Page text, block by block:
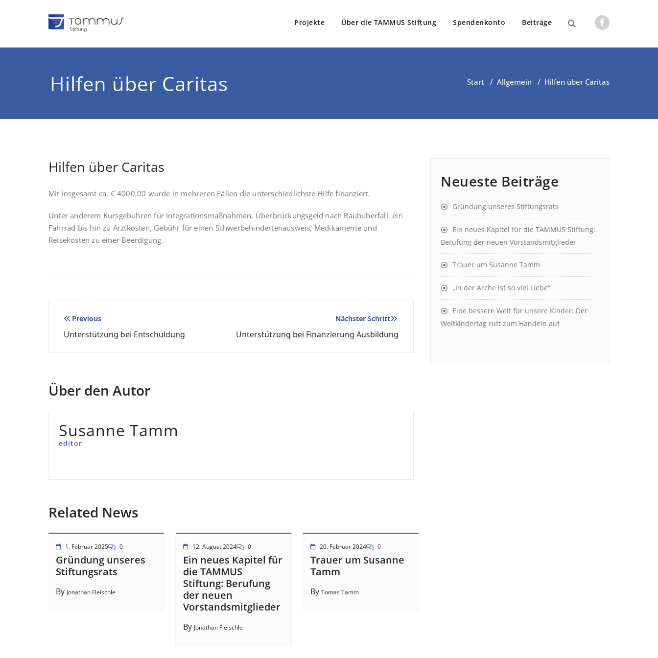
Projekte Über die TAMMUS Stiftung Spendenkonto Beiträge
Hilfen über Caritas Start / Allgemein / Hilfen über Caritas
Hilfen über Caritas
Mit insgesamt ca. € 4000,00 wurde in mehreren Fällen die unterschiedlichste Hilfe finanziert.
Unter anderem Kursgebühren für Integrationsmaßnahmen, Überbrückungsgeld nach Raubüberfall, ein
Fahrrad bis hin zu Arztkosten, Gebühr für einen Schwerbehindertenausweis, Medikamente und
Reisekosten zu einer Beerdigung.
Beitragsnavigation
Previous
Unterstützung bei Entschuldung
Nächster Schritt
Unterstützung bei Finanzierung Ausbildung
Über den Autor
Susanne Tamm
editor
Related News
1. Februar 2025 0
Gründung unseres
Stiftungsrats
By Jonathan Fleischle
12. August 2024 0
Ein neues Kapitel für
die TAMMUS
Stiftung: Berufung
der neuen
Vorstandsmitglieder
By Jonathan Fleischle
20. Februar 2024 0
Trauer um Susanne
Tamm
By Tomas Tamm
Neueste Beiträge
Gründung unseres Stiftungsrats
Ein neues Kapitel für die TAMMUS Stiftung:
Berufung der neuen Vorstandsmitglieder
Trauer um Susanne Tamm
„In der Arche ist so viel Liebe“
Eine bessere Welt für unsere Kinder: Der
Weltkindertag ruft zum Handeln auf